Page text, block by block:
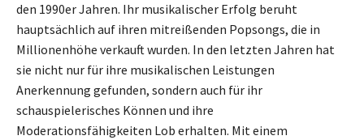
den 1990er Jahren. Ihr musikalischer Erfolg beruht
hauptsächlich auf ihren mitreißenden Popsongs, die in
Millionenhöhe verkauft wurden. In den letzten Jahren hat
sie nicht nur für ihre musikalischen Leistungen
Anerkennung gefunden, sondern auch für ihr
schauspielerisches Können und ihre
Moderationsfähigkeiten Lob erhalten. Mit einem